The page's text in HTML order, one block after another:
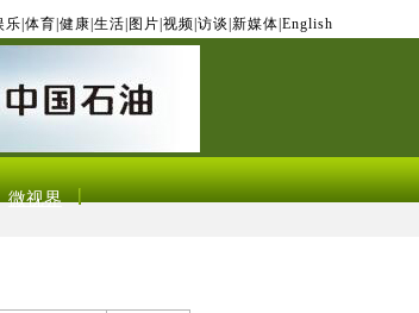
乐 体育 健康 生活 图片 视频 访谈 新媒体 English
微视界